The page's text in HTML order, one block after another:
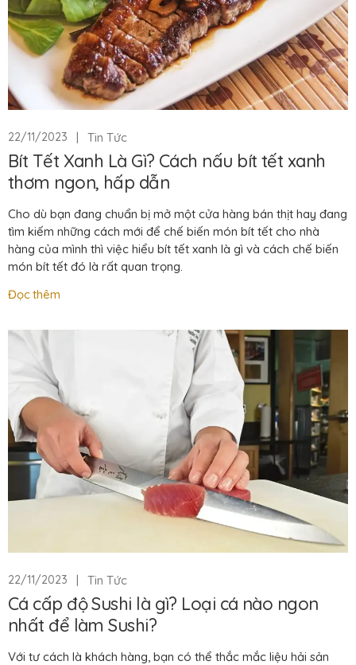
22/11/2023 | Tin Tức
Bít Tết Xanh Là Gì? Cách nấu bít tết xanh
thơm ngon, hấp dẫn
Cho dù bạn đang chuẩn bị mở một cửa hàng bán thịt hay đang
tìm kiếm những cách mới để chế biến món bít tết cho nhà
hàng của mình thì việc hiểu bít tết xanh là gì và cách chế biến
món bít tết đó là rất quan trọng.
Đọc thêm
22/11/2023 | Tin Tức
Cá cấp độ Sushi là gì? Loại cá nào ngon
nhất để làm Sushi?
Với tư cách là khách hàng, bạn có thể thắc mắc liệu hải sản